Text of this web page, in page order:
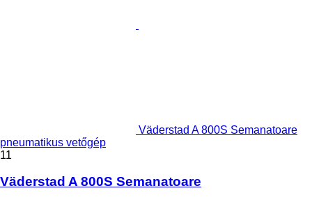
Väderstad A 800S Semanatoare
pneumatikus vetőgép
11
Väderstad A 800S Semanatoare